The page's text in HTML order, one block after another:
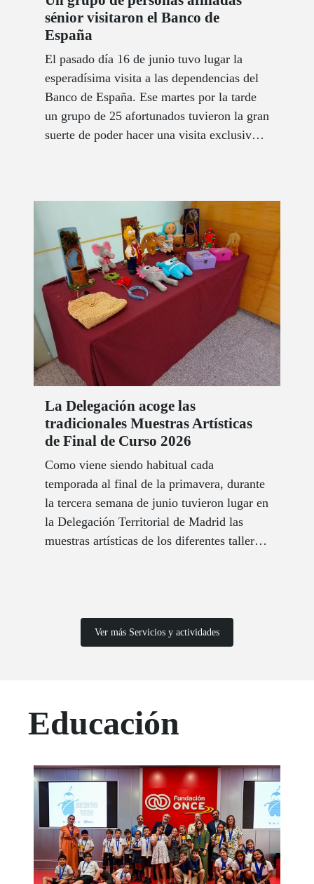
sénior visitaron el Banco de
España
El pasado día 16 de junio tuvo lugar la
esperadísima visita a las dependencias del
Banco de España. Ese martes por la tarde
un grupo de 25 afortunados tuvieron la gran
suerte de poder hacer una visita exclusiva y
La Delegación acoge las
tradicionales Muestras Artísticas
de Final de Curso 2026
Como viene siendo habitual cada
temporada al final de la primavera, durante
la tercera semana de junio tuvieron lugar en
la Delegación Territorial de Madrid las
muestras artísticas de los diferentes talleres
Ver más Servicios y actividades
Educación